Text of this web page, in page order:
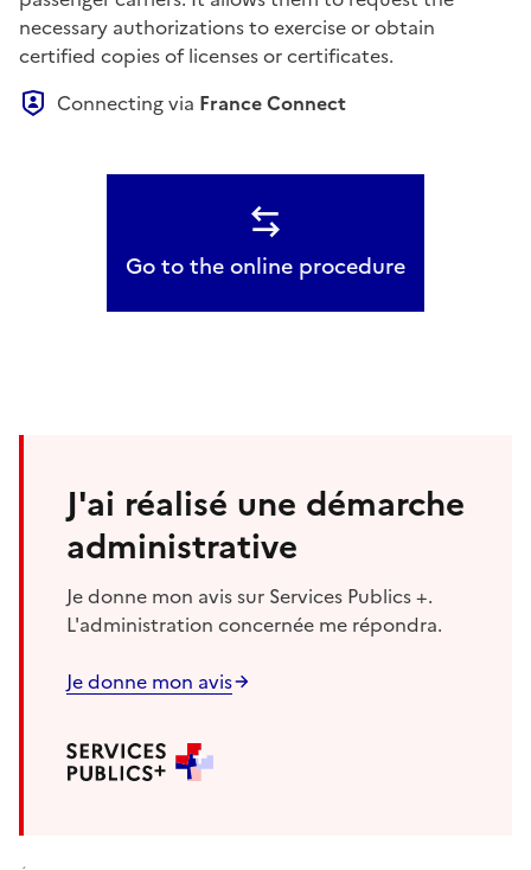
necessary authorizations to exercise or obtain
certified copies of licenses or certificates.
Connecting via France Connect
Go to the online procedure
J'ai réalisé une démarche
administrative
Je donne mon avis sur Services Publics +.
L'administration concernée me répondra.
Je donne mon avis